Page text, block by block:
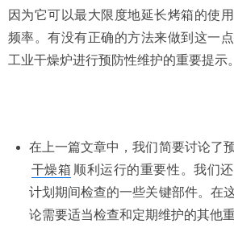
因为它可以最大限度地延长烤箱的使
频率。有没有正确的方法来做到这一
工业干燥炉进行预防性维护的重要提示。
在上一篇文章中，我们简要讨论了
干燥箱 顺利运行的重要性。我们
计划期间检查的一些关键部件。在
论需要适当检查和定期维护的其他重